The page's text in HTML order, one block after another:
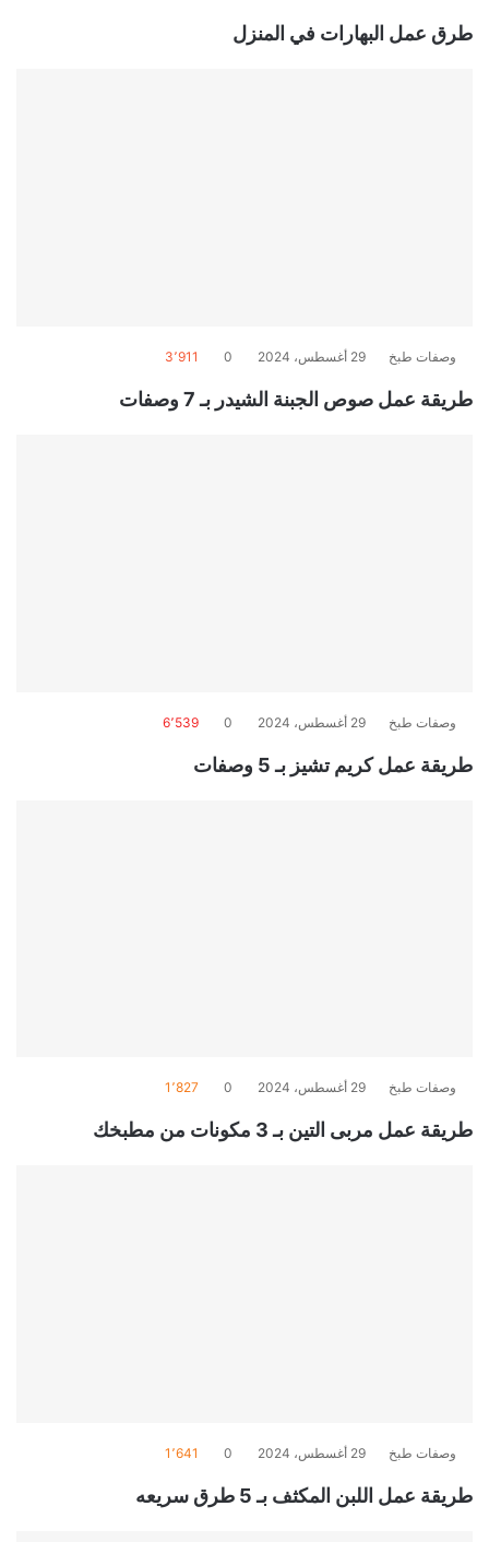
طرق عمل البهارات في المنزل
وصفات طبخ 29 أغسطس، 2024 0 3٬911
طريقة عمل صوص الجبنة الشيدر بـ 7 وصفات
وصفات طبخ 29 أغسطس، 2024 0 6٬539
طريقة عمل كريم تشيز بـ 5 وصفات
وصفات طبخ 29 أغسطس، 2024 0 1٬827
طريقة عمل مربى التين بـ 3 مكونات من مطبخك
وصفات طبخ 29 أغسطس، 2024 0 1٬641
طريقة عمل اللبن المكثف بـ 5 طرق سريعه